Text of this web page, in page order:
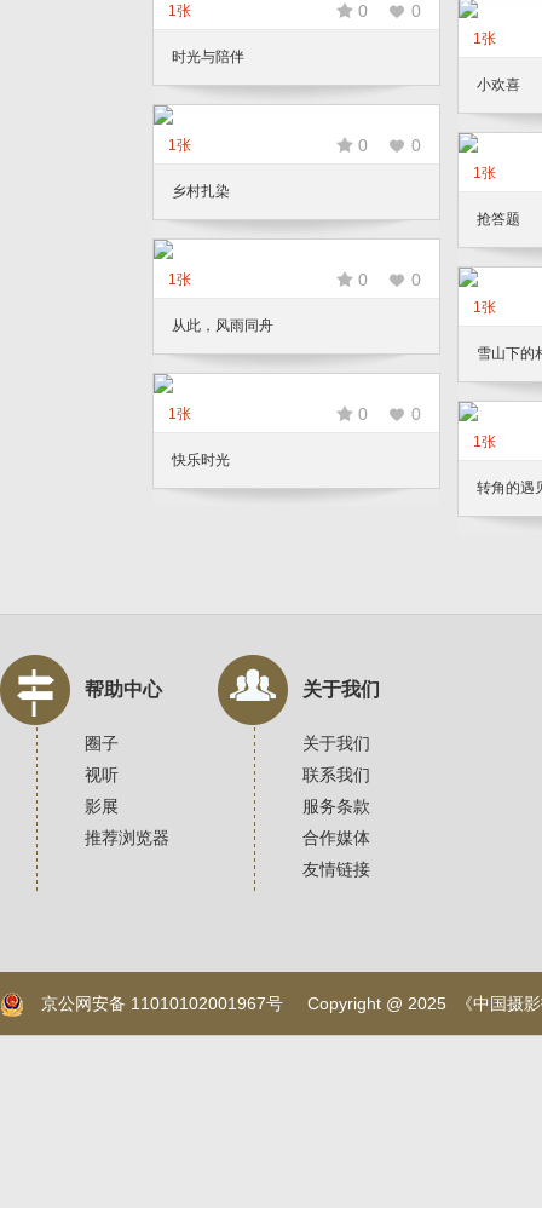
1张 0 0
时光与陪伴
1张
小欢喜
1张 0 0
乡村扎染
1张
抢答题
1张 0 0
从此，风雨同舟
1张
雪山下的
1张 0 0
快乐时光
1张
转角的遇
帮助中心 关于我们
圈子
视听
影展
推荐浏览器
关于我们
联系我们
服务条款
合作媒体
友情链接
京公网安备 11010102001967号 Copyright @ 2025 《中国摄